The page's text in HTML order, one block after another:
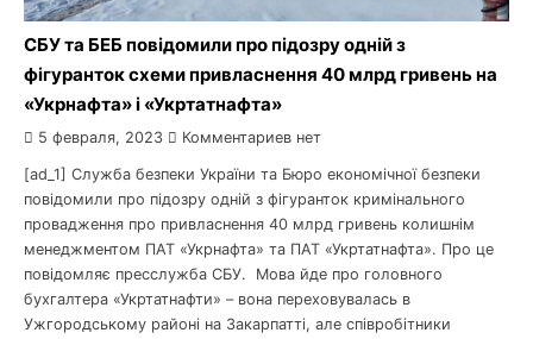
СБУ та БЕБ повідомили про підозру одній з
фігуранток схеми привласнення 40 млрд гривень на
«Укрнафта» і «Укртатнафта»
5 февраля, 2023 Комментариев нет
[ad_1] Служба безпеки України та Бюро економічної безпеки
повідомили про підозру одній з фігуранток кримінального
провадження про привласнення 40 млрд гривень колишнім
менеджментом ПАТ «Укрнафта» та ПАТ «Укртатнафта». Про це
повідомляє пресслужба СБУ. Мова йде про головного
бухгалтера «Укртатнафти» – вона переховувалась в
Ужгородському районі на Закарпатті, але співробітники